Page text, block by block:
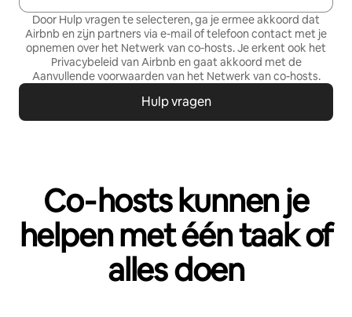
Door Hulp vragen te selecteren, ga je ermee akkoord dat
Airbnb en zijn partners via e-mail of telefoon contact met je
opnemen over het Netwerk van co‑hosts. Je erkent ook het
Privacybeleid van Airbnb en gaat akkoord met de
Aanvullende voorwaarden van het Netwerk van co-hosts.
Hulp vragen
Co‑hosts kunnen je
helpen met één taak of
alles doen